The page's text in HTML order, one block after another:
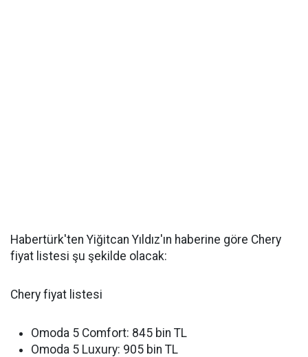
Habertürk'ten Yiğitcan Yıldız'ın haberine göre Chery
fiyat listesi şu şekilde olacak:
Chery fiyat listesi
Omoda 5 Comfort: 845 bin TL
Omoda 5 Luxury: 905 bin TL